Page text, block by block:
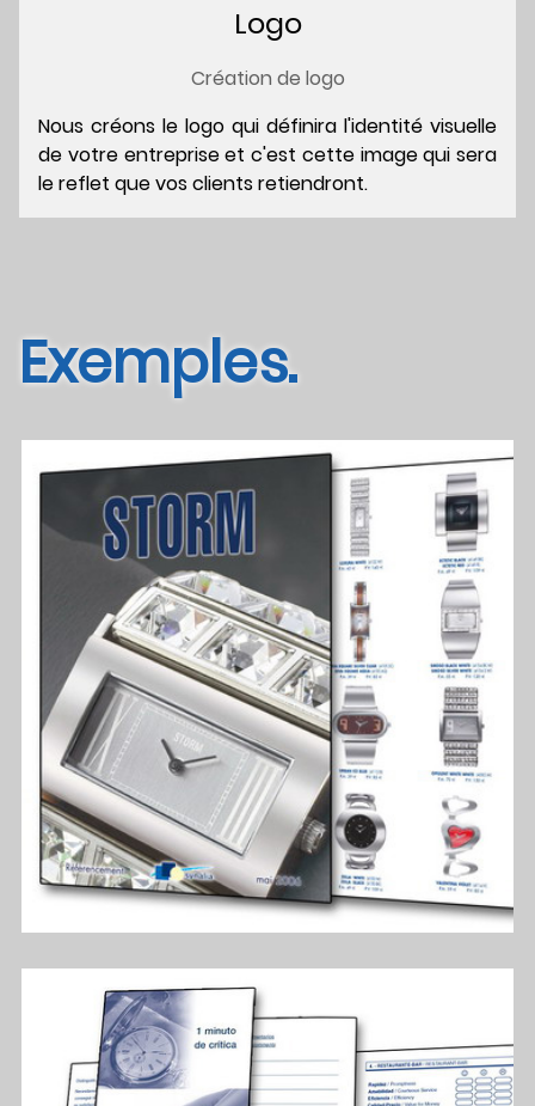
Logo
Création de logo
Nous créons le logo qui définira l'identité visuelle
de votre entreprise et c'est cette image qui sera
le reflet que vos clients retiendront.
Exemples.